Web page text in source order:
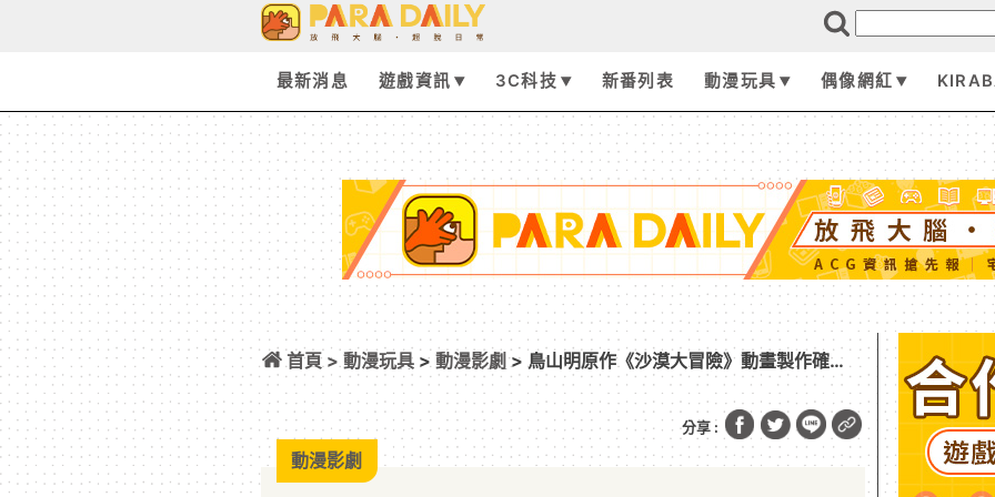
最新消息 遊戲資訊 3C科技 新番列表 動漫玩具 偶像網紅
首頁 >動漫玩具 >動漫影劇 > 鳥山明原作《沙漠大冒險》動畫製作確
定！將於2023年推出
分享 :
動漫影劇